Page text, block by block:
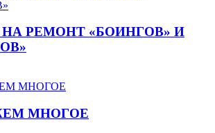
НА РЕМОНТ «БОИНГОВ» И
МНОГОЕ